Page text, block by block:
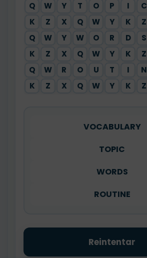
Q
W Y T O P I C
K
Z X Q W Y K Z
Q
W Y W O R D S
K
Z X Q W Y K Z
Q
W R O U T I N
K
Z X Q W Y K Z
VOCABULARY
TOPIC
WORDS
ROUTINE
Reintentar